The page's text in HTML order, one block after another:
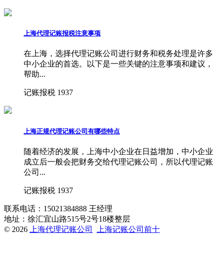
上海代理记账报税注意事项
在上海，选择代理记账公司进行财务和税务处理是许多
中小企业的首选。以下是一些关键的注意事项和建议，
帮助...
记账报税 1937
上海正规代理记账公司有哪些特点
随着经济的发展，上海中小企业在日益增加，中小企业
成立后一般会把财务交给代理记账公司，所以代理记账
公司...
记账报税 1937
联系电话：15021384888 王经理
地址：徐汇宜山路515号2号18楼整层
© 2026
上海代理记账公司 上海记账公司前十